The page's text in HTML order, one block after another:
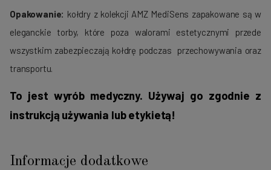
Opakowanie: kołdry z kolekcji AMZ MediSens zapakowane są w
eleganckie torby, które poza walorami estetycznymi przede
wszystkim zabezpieczają kołdrę podczas przechowywania oraz
transportu.
To jest wyrób medyczny. Używaj go zgodnie z
instrukcją używania lub etykietą!
Informacje dodatkowe